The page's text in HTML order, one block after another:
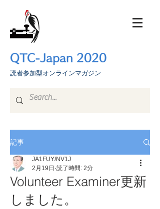
QTC-Japan 2020
​読者参加型オンラインマガジン
記事
Volunteer Examiner更新
しました。
JA1FUY/NV1J
2月19日 読了時間: 2分